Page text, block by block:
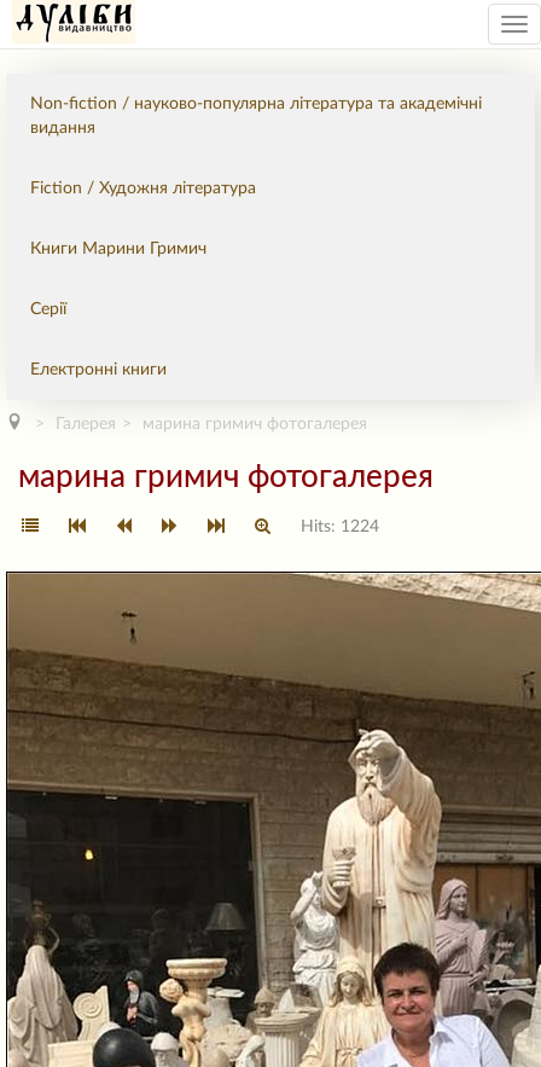
Non-fiction / науково-популярна література та академічні
видання
Fiction / Художня література
Книги Марини Гримич
Серії
Електронні книги
Галерея марина гримич фотогалерея
марина гримич фотогалерея
Hits: 1224